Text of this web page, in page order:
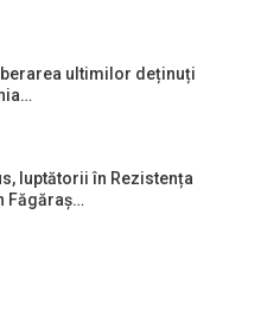
ultimilor deținuți
luptătorii în Rezistența
Făgăraș…